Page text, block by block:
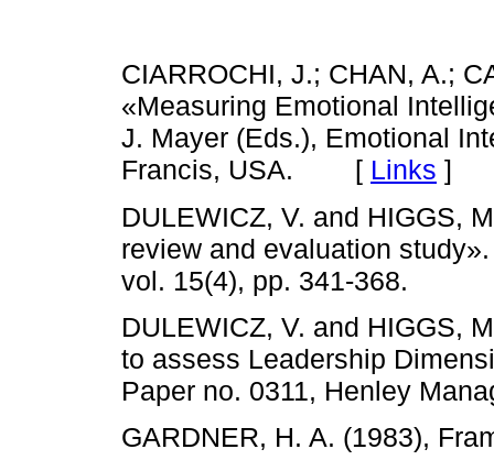
CIARROCHI, J.; CHAN, A.;
«Measuring Emotional
J. Mayer (Eds.), Emotional
Francis, USA. [ Links ]
DULEWICZ, V. and HIGGS,
review and evaluation
vol. 15(4), pp. 341-368.
DULEWICZ, V. and HIGGS,
to assess Leadership
Paper no. 0311, Henley
GARDNER, H. A. (1983),